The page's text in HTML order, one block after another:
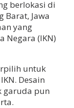
berlokasi di
Barat, Jawa
yang
Negara (IKN)
untuk
Desain
garuda pun